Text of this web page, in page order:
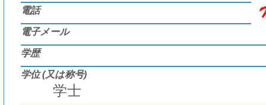
電話
電子メール
学歴
学位 (又は称号)
学士